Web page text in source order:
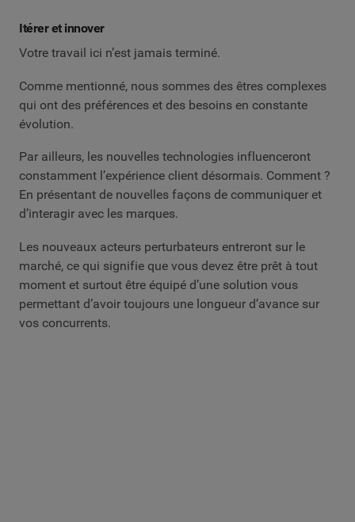
Itérer et innover
Votre travail ici n’est jamais terminé.
Comme mentionné, nous sommes des êtres complexes
qui ont des préférences et des besoins en constante
évolution.
Par ailleurs, les nouvelles technologies influenceront
constamment l’expérience client désormais. Comment ?
En présentant de nouvelles façons de communiquer et
d’interagir avec les marques.
Les nouveaux acteurs perturbateurs entreront sur le
marché, ce qui signifie que vous devez être prêt à tout
moment et surtout être équipé d’une solution vous
permettant d’avoir toujours une longueur d’avance sur
vos concurrents.